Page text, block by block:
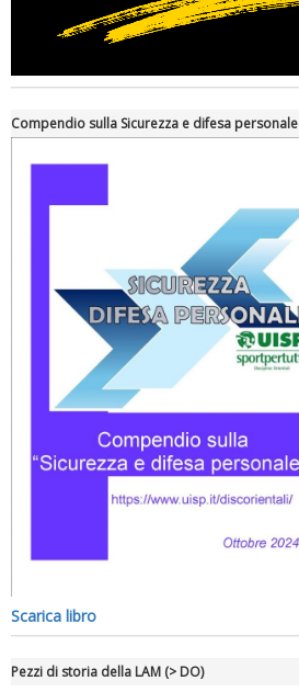
Compendio sulla Sicurezza e difesa personale
Scarica libro
Pezzi di storia della LAM (> DO)